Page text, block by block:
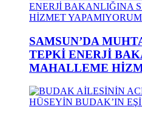
SAMSUN’DA
TEPKİ ENERJİ
MAHALLEME